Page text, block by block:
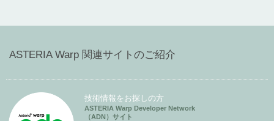
ASTERIA Warp 関連サイトのご紹介
技術情報をお探しの方
ASTERIA Warp Developer Network
（ADN）サイト